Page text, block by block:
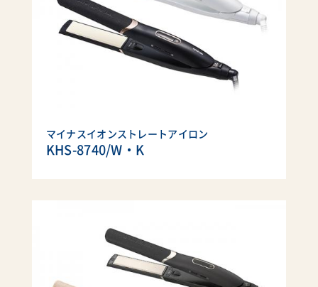
マイナスイオンストレートアイロン
KHS-8740/W・K